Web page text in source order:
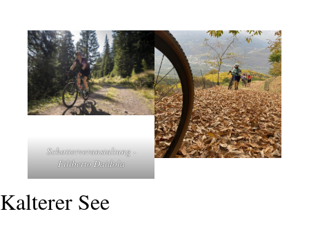
Schotterveranstaltung -
Filiberto Daidola
Kalterer See